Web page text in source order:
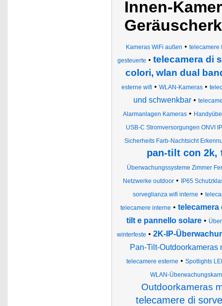
Innen-
Kameras WiFi außen • telecamere
gesteuerte • telecamera di
colori, wlan dual
esterne wifi • WLAN-Kameras•
und schwenkbar•
Alarmanlagen Kameras•
USB-C Stromversorgungen ONVI
Sicherheits Farb-Nachtsicht
pan-tilt con 2k,
Überwachungssysteme Zimmer
Netzwerke outdoor •
IP65
sorveglianza wifi interne •
telecamere interne • telecamera
tilt e pannello solare •
winterfeste • 2K-IP-
Pan-Tilt-
telecamere esterne • Spotlights
WLAN-
Outdoorkameras
telecamere di